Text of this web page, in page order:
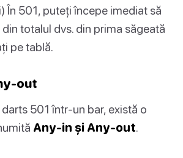
În 501, puteți începe imediat să
totalul dvs. din prima săgeată
pe tablă.
out
501 într-un bar, există o
Any-in și Any-out.